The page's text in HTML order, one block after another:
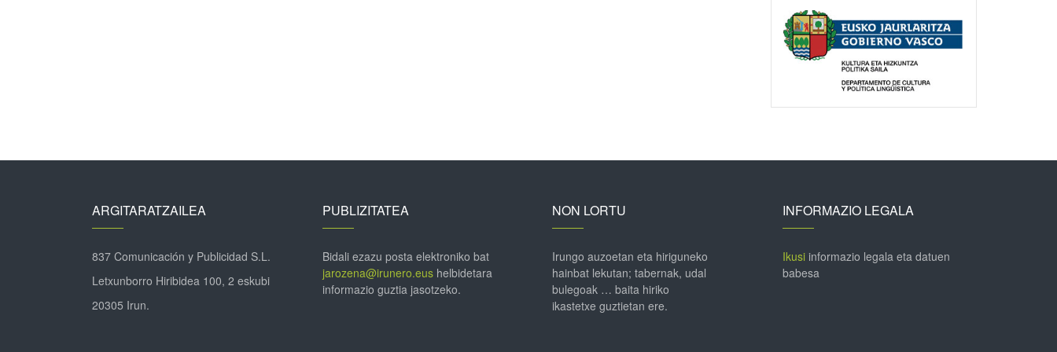
ARGITARATZAILEA
837 Comunicación y Publicidad S.L.
Letxunborro Hiribidea 100, 2 eskubi
20305 Irun.
PUBLIZITATEA
Bidali ezazu posta elektroniko bat
jarozena@irunero.eushelbidetara
informazio guztia jasotzeko.
NON LORTU
Irungo auzoetan eta hiriguneko
hainbat lekutan; tabernak, udal
bulegoak … baita hiriko
ikastetxe guztietan ere.
INFORMAZIO LEGALA
Ikusiinformazio legala eta datuen
babesa